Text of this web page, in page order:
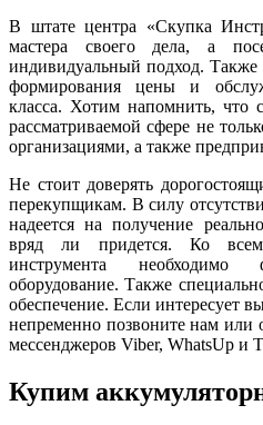
В штате центра «Скупка
мастера своего дела, а
индивидуальный подход. Также
формирования цены и
класса. Хотим напомнить, что
рассматриваемой сфере не
организациями, а также
Не стоит доверять
перекупщикам. В силу
надеется на получение
вряд ли придется. Ко
инструмента необходимо
оборудование. Также
обеспечение. Если интересует
непременно позвоните нам или
мессенджеров Viber, WhatsUp и
Купим